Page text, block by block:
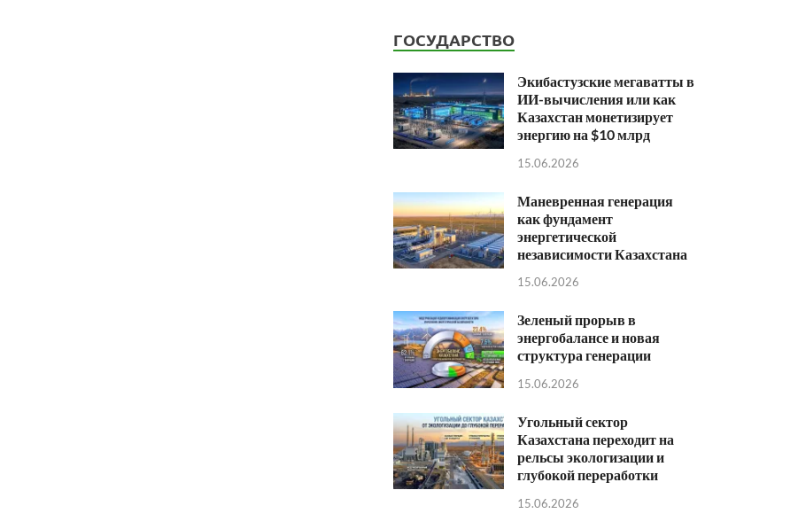
ГОСУДАРСТВО
Экибастузские мегаватты в
ИИ-вычисления или как
Казахстан монетизирует
энергию на $10 млрд
15.06.2026
Маневренная генерация
как фундамент
энергетической
независимости Казахстана
15.06.2026
Зеленый прорыв в
энергобалансе и новая
структура генерации
15.06.2026
Угольный сектор
Казахстана переходит на
рельсы экологизации и
глубокой переработки
15.06.2026